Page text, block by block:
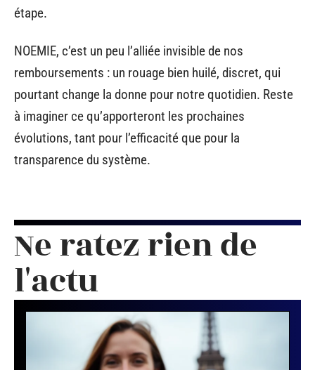
étape.
NOEMIE, c’est un peu l’alliée invisible de nos
remboursements : un rouage bien huilé, discret, qui
pourtant change la donne pour notre quotidien. Reste
à imaginer ce qu’apporteront les prochaines
évolutions, tant pour l’efficacité que pour la
transparence du système.
Ne ratez rien de
l'actu